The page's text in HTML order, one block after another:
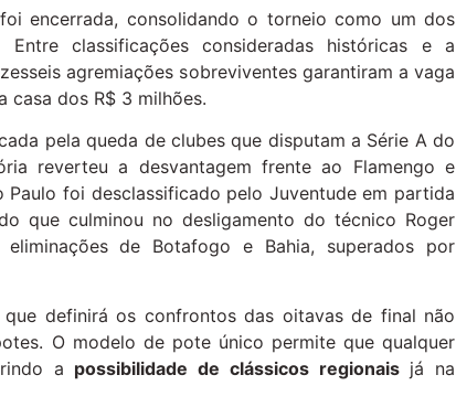
encerrada, consolidando o torneio como um dos
classificações consideradas históricas e a
agremiações sobreviventes garantiram a vaga
casa dos R$ 3 milhões.
pela queda de clubes que disputam a Série A do
reverteu a desvantagem frente ao Flamengo e
foi desclassificado pelo Juventude em partida
que culminou no desligamento do técnico Roger
eliminações de Botafogo e Bahia, superados por
definirá os confrontos das oitavas de final não
O modelo de pote único permite que qualquer
a possibilidade de clássicos regionaisjá na